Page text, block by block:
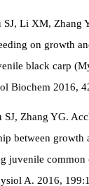
SJ, Li XM, Zhang
on growth
black carp (
Biochem 2016,
SJ, Zhang YG.
between growth
juvenile common
A. 2016,